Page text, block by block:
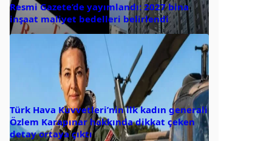
Resmi Gazete’de yayımlandı: 2027 bina
inşaat maliyet bedelleri belirlendi
Türk Hava Kuvvetleri’nin ilk kadın generali
Özlem Karapınar hakkında dikkat çeken
detay ortaya çıktı